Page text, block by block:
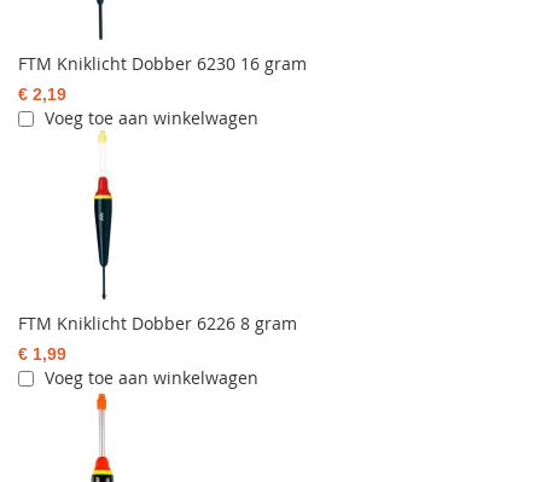
FTM Kniklicht Dobber 6230 16 gram
€ 2,19
Voeg toe aan winkelwagen
FTM Kniklicht Dobber 6226 8 gram
€ 1,99
Voeg toe aan winkelwagen